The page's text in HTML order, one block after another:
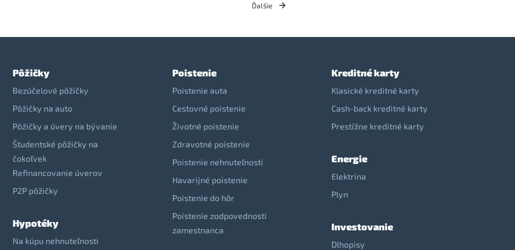
Ďalšie
Pôžičky
Bezúčelové pôžičky
Pôžičky na auto
Pôžičky a úvery na bývanie
Študentské pôžičky na
čokoľvek
Refinancovanie úverov
P2P pôžičky
Hypotéky
Na kúpu nehnuteľnosti
Poistenie
Poistenie auta
Cestovné poistenie
Životné poistenie
Zdravotné poistenie
Poistenie nehnuteľnosti
Havarijné poistenie
Poistenie do hôr
Poistenie zodpovednosti
zamestnanca
Kreditné karty
Klasické kreditné karty
Cash-back kreditné karty
Prestížne kreditné karty
Energie
Elektrina
Plyn
Investovanie
Dlhopisy